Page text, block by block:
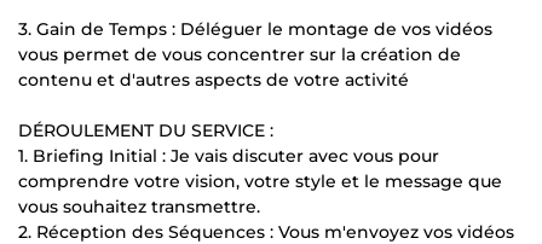
3. Gain de Temps : Déléguer le montage de vos vidéos
vous permet de vous concentrer sur la création de
contenu et d'autres aspects de votre activité
DÉROULEMENT DU SERVICE :
1. Briefing Initial : Je vais discuter avec vous pour
comprendre votre vision, votre style et le message que
vous souhaitez transmettre.
2. Réception des Séquences : Vous m'envoyez vos vidéos